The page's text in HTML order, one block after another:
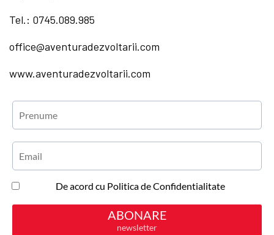
Tel.: 0745.089.985
office@aventuradezvoltarii.com
www.aventuradezvoltarii.com